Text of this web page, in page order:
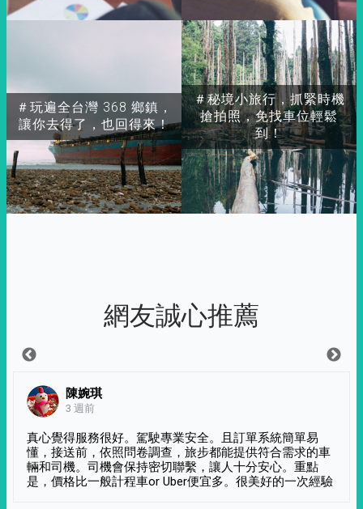
＃玩遍全台灣 368 鄉鎮，
讓你去得了，也回得來！
＃秘境小旅行，抓緊時機
搶拍照，免找車位輕鬆
到！
網友誠心推薦
陳婉琪
3 週前
真心覺得服務很好。駕駛專業安全。且訂單系統簡單易
懂，接送前，依照問卷調查，旅步都能提供符合需求的車
輛和司機。司機會保持密切聯繫，讓人十分安心。重點
是，價格比一般計程車or Uber便宜多。很美好的一次經驗